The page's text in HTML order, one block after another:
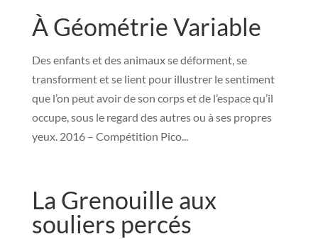
À Géométrie Variable
Des enfants et des animaux se déforment, se
transforment et se lient pour illustrer le sentiment
que l’on peut avoir de son corps et de l’espace qu’il
occupe, sous le regard des autres ou à ses propres
yeux. 2016 – Compétition Pico...
La Grenouille aux
souliers percés